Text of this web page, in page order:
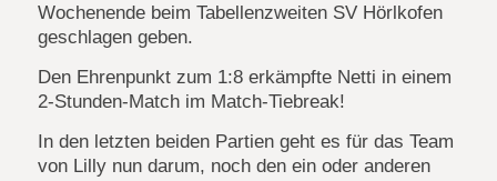
Wochenende beim Tabellenzweiten SV Hörlkofen
geschlagen geben.
Den Ehrenpunkt zum 1:8 erkämpfte Netti in einem
2-Stunden-Match im Match-Tiebreak!
In den letzten beiden Partien geht es für das Team
von Lilly nun darum, noch den ein oder anderen